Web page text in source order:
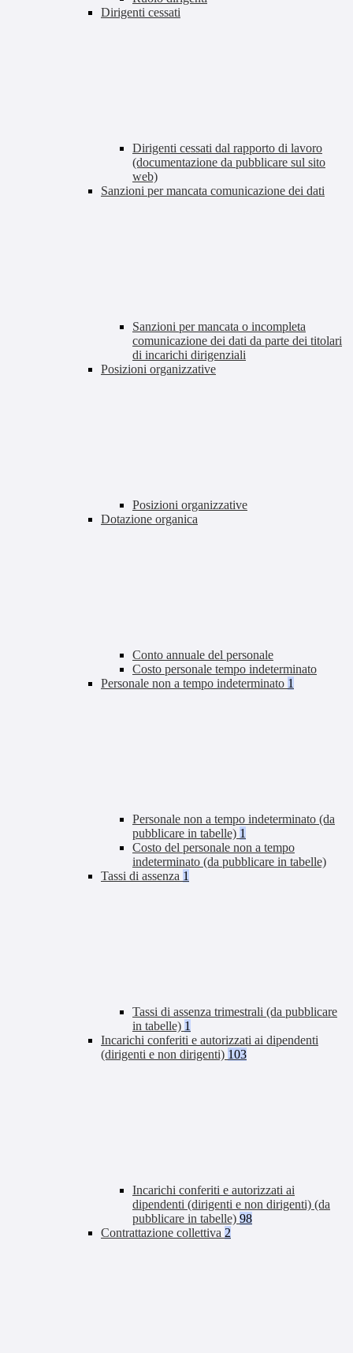
Dirigenti cessati
Dirigenti cessati dal rapporto di lavoro
(documentazione da pubblicare sul sito
web)
Sanzioni per mancata comunicazione dei dati
Sanzioni per mancata o incompleta
comunicazione dei dati da parte dei titolari
di incarichi dirigenziali
Posizioni organizzative
Posizioni organizzative
Dotazione organica
Conto annuale del personale
Costo personale tempo indeterminato
Personale non a tempo indeterminato 1
Personale non a tempo indeterminato (da
pubblicare in tabelle) 1
Costo del personale non a tempo
indeterminato (da pubblicare in tabelle)
Tassi di assenza 1
Tassi di assenza trimestrali (da pubblicare
in tabelle) 1
Incarichi conferiti e autorizzati ai dipendenti
(dirigenti e non dirigenti) 103
Incarichi conferiti e autorizzati ai
dipendenti (dirigenti e non dirigenti) (da
pubblicare in tabelle) 98
Contrattazione collettiva 2